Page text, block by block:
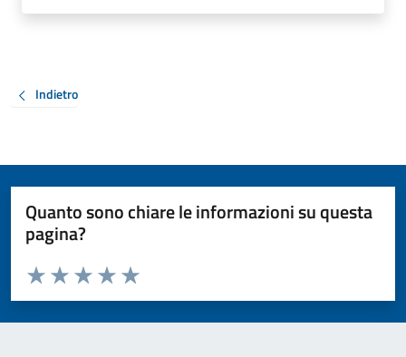
Indietro
Quanto sono chiare le informazioni su questa
pagina?
Valuta da 1 a 5 stelle la pagina
Valuta 5 stelle su 5
Valuta 4 stelle su 5
Valuta 3 stelle su 5
Valuta 2 stelle su 5
Valuta 1 stelle su 5